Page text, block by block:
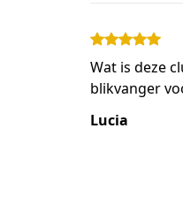
Wat is deze
blikvanger
Lucia